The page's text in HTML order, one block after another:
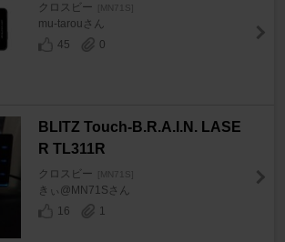
クロスビー [MN71S]
mu-tarouさん
45
0
BLITZ Touch-B.R.A.I.N. LASE
R TL311R
クロスビー [MN71S]
きぃ@MN71Sさん
16
1